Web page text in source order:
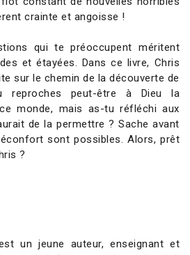
crainte et angoisse !
qui te préoccupent méritent
et étayées. Dans ce livre, Chris
sur le chemin de la découverte de
reproches peut-être à Dieu la
monde, mais as-tu réfléchi aux
de la permettre ? Sache avant
sont possibles. Alors, prêt
?
un jeune auteur, enseignant et